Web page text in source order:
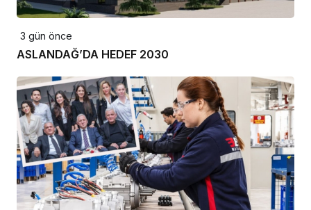
3 gün önce
ASLANDAĞ’DA HEDEF 2030